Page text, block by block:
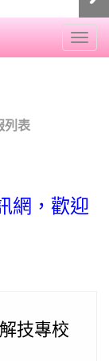
列表
網，歡迎
技專校